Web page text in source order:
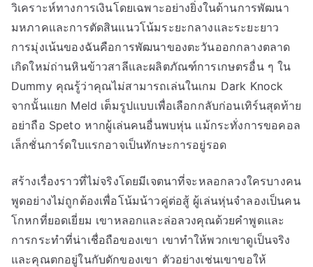
วิเคราะห์ทางการเงินโดยเฉพาะอย่างยิ่งในด้านการพัฒนา
มหภาคและการตัดสินแนวโน้มระยะกลางและระยะยาว
การมุ่งเน้นของฉันคือการพัฒนาของตะวันออกกลางตลาด
เกิดใหม่ถ่านหินข้าวสาลีและผลิตภัณฑ์การเกษตรอื่น ๆ ใน
Dummy คุณรู้ว่าคุณไม่สามารถเล่นในเกม Dark Knock
จากนั้นแยก Meld เต็มรูปแบบเพื่อเลือกกลับก่อนเทิร์นสุดท้าย
อย่าถือ Speto หากผู้เล่นคนอื่นพบหุ่น แม้กระทั่งการขอคอล
เล็กชั่นการ์ดใบแรกอาจเป็นทักษะการอยู่รอด
สร้างเรื่องราวที่ไม่จริงโดยมีเจตนาที่จะหลอกลวงใครบางคน
พูดอย่างไม่ถูกต้องเพื่อโน้มน้าวคู่ต่อสู้ ผู้เล่นหุ่นจำลองเป็นคน
โกหกที่ยอดเยี่ยม เขาหลอกและล่อลวงคุณด้วยคำพูดและ
การกระทำที่น่าเชื่อถือของเขา เขาทำให้พวกเขาดูเป็นจริง
และคุณตกอยู่ในกับดักของเขา ตัวอย่างเช่นเขาขอให้